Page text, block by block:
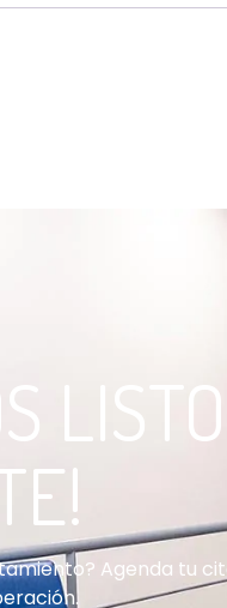
Agenda tu